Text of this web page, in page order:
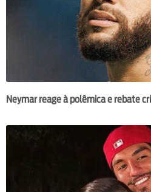
Neymar reage à polêmica e rebate